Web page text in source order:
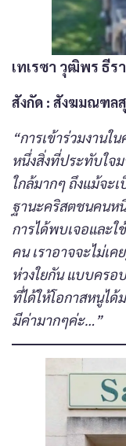
เทเรซา วุฒิพร ธีร
สังกัด : สังฆมณฑล
“การเข้าร่วมงาน
หนึ่งสิ่งที่ประทับใจ
ใกล้มากๆ ถึงแม้จะ
ฐานะคริสตชนคนห
การได้พบเจอและ
คน เราอาจจะไม่เ
ห่วงใยกัน แบบคร
ที่ได้ให้โอกาสหนูไ
มีค่ามากๆค่ะ…”